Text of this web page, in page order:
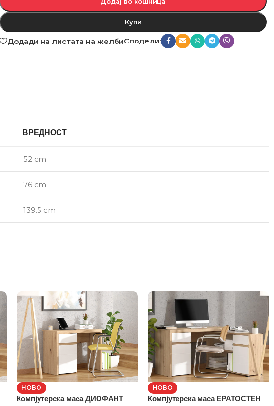
Купи
Додади на листата на желбиСподели:
ВРЕДНОСТ
52 cm
76 cm
139.5 cm
НОВО
Компјутерска маса ДИОФАНТ
НОВО
Компјутерска маса ЕРАТОСТЕН